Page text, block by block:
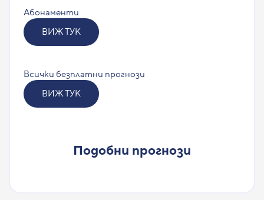
Абонаменти
ВИЖ ТУК
Всички безплатни прогнози
ВИЖ ТУК
Подобни прогнози